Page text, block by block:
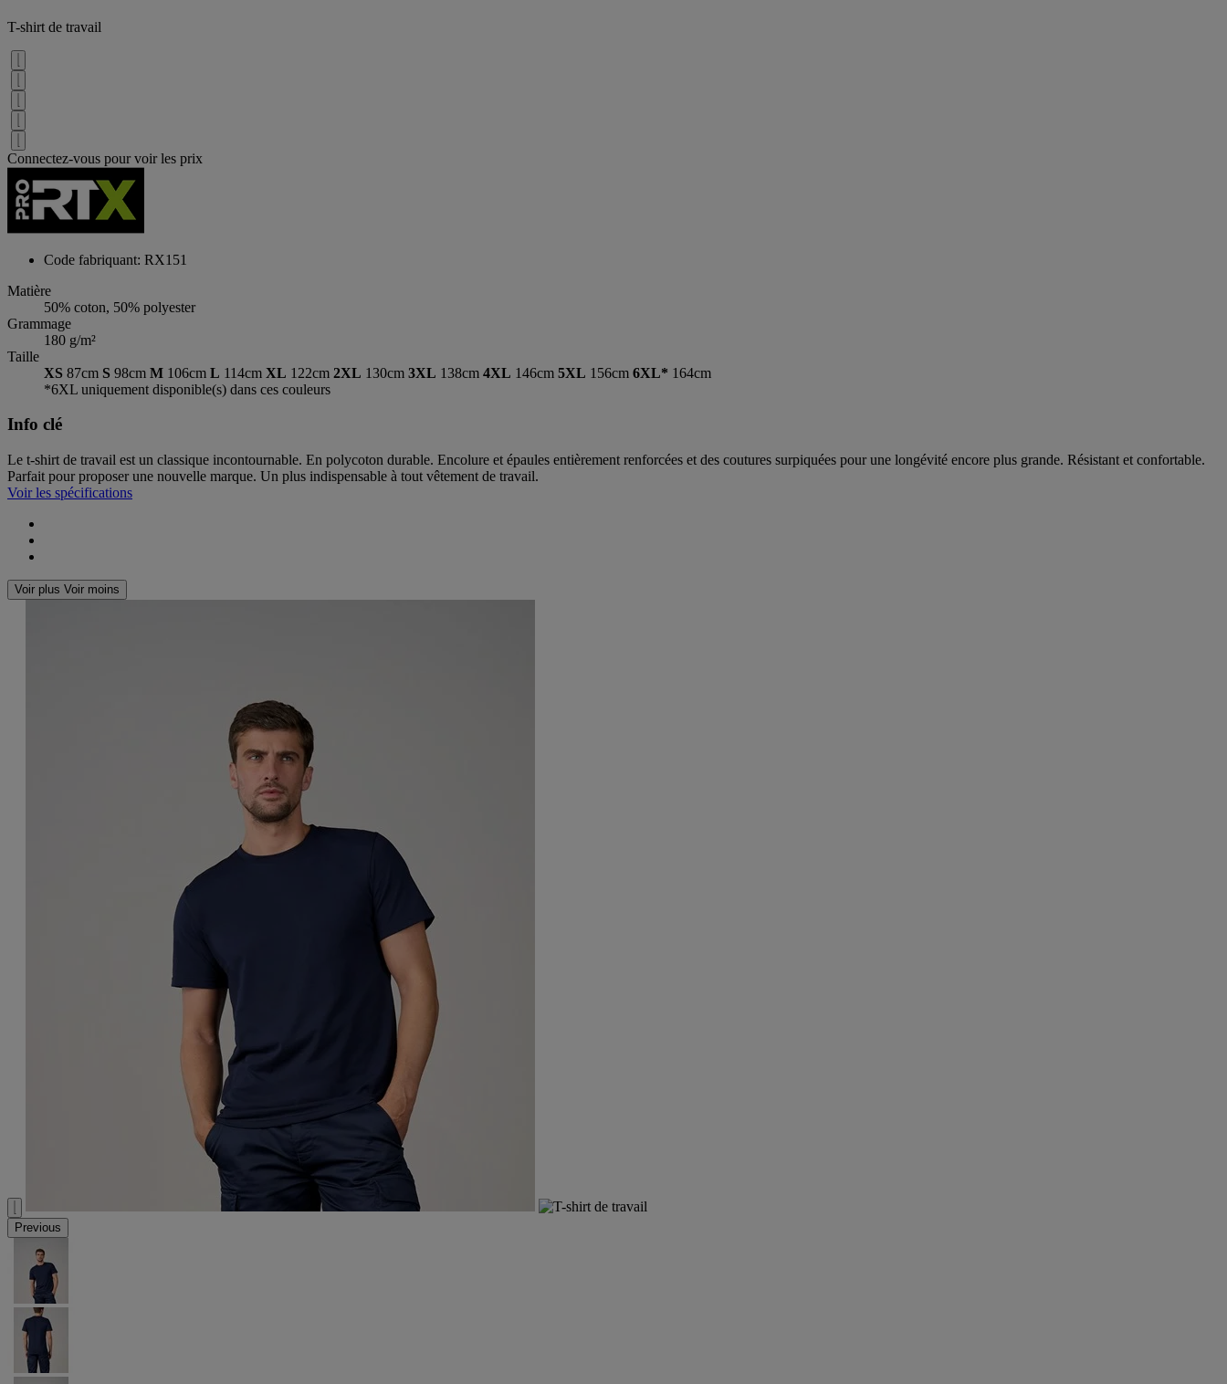
T-shirt de travail
Connectez-vous pour voir les prix
Code fabriquant: RX151
Matière
50% coton, 50% polyester
Grammage
180 g/m²
Taille
XS 87cm S 98cm M 106cm L 114cm XL 122cm 2XL 130cm 3XL 138cm 4XL 146cm 5XL 156cm 6XL* 164cm
*6XL uniquement disponible(s) dans ces couleurs
Info clé
Le t-shirt de travail est un classique incontournable. En polycoton durable. Encolure et épaules entièrement renforcées et des coutures surpiquées pour une longévité encore plus grande. Résistant et confortable.
Parfait pour proposer une nouvelle marque. Un plus indispensable à tout vêtement de travail.
Voir les spécifications
Voir plus Voir moins
Previous